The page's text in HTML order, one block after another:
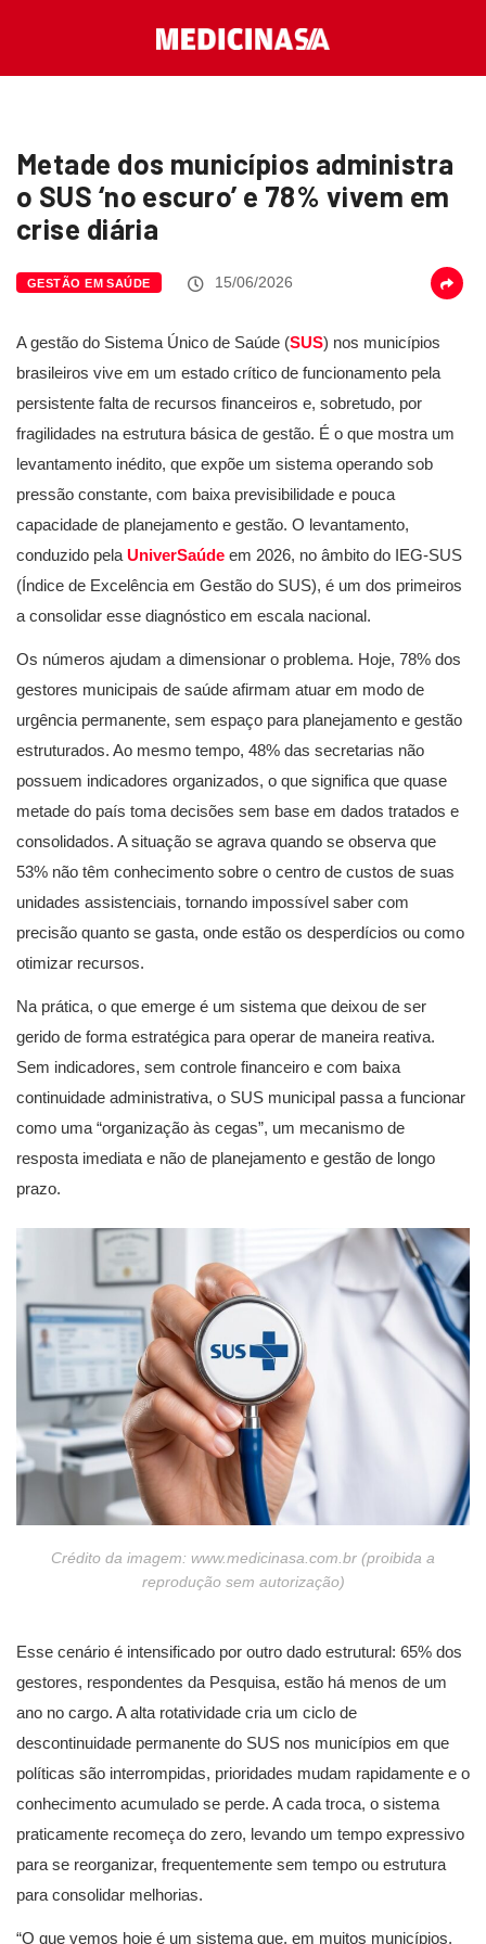
Metade dos municípios administra
o SUS ‘no escuro’ e 78% vivem em
crise diária
GESTÃO EM SAÚDE 15/06/2026
A gestão do Sistema Único de Saúde (SUS) nos municípios
brasileiros vive em um estado crítico de funcionamento pela
persistente falta de recursos financeiros e, sobretudo, por
fragilidades na estrutura básica de gestão. É o que mostra um
levantamento inédito, que expõe um sistema operando sob
pressão constante, com baixa previsibilidade e pouca
capacidade de planejamento e gestão. O levantamento,
conduzido pela UniverSaúde em 2026, no âmbito do IEG-SUS
(Índice de Excelência em Gestão do SUS), é um dos primeiros
a consolidar esse diagnóstico em escala nacional.
Os números ajudam a dimensionar o problema. Hoje, 78% dos
gestores municipais de saúde afirmam atuar em modo de
urgência permanente, sem espaço para planejamento e gestão
estruturados. Ao mesmo tempo, 48% das secretarias não
possuem indicadores organizados, o que significa que quase
metade do país toma decisões sem base em dados tratados e
consolidados. A situação se agrava quando se observa que
53% não têm conhecimento sobre o centro de custos de suas
unidades assistenciais, tornando impossível saber com
precisão quanto se gasta, onde estão os desperdícios ou como
otimizar recursos.
Na prática, o que emerge é um sistema que deixou de ser
gerido de forma estratégica para operar de maneira reativa.
Sem indicadores, sem controle financeiro e com baixa
continuidade administrativa, o SUS municipal passa a funcionar
como uma “organização às cegas”, um mecanismo de
resposta imediata e não de planejamento e gestão de longo
prazo.
Crédito da imagem: www.medicinasa.com.br (proibida a
reprodução sem autorização)
Esse cenário é intensificado por outro dado estrutural: 65% dos
gestores, respondentes da Pesquisa, estão há menos de um
ano no cargo. A alta rotatividade cria um ciclo de
descontinuidade permanente do SUS nos municípios em que
políticas são interrompidas, prioridades mudam rapidamente e o
conhecimento acumulado se perde. A cada troca, o sistema
praticamente recomeça do zero, levando um tempo expressivo
para se reorganizar, frequentemente sem tempo ou estrutura
para consolidar melhorias.
“O que vemos hoje é um sistema que, em muitos municípios,